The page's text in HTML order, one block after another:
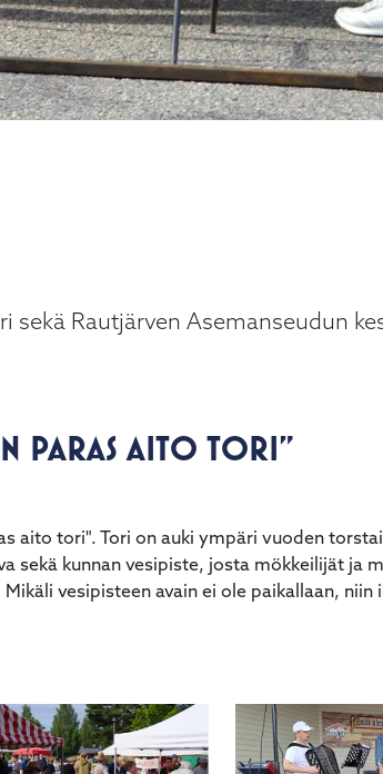
sekä Rautjärven Asemanseudun
PARAS AITO TORI"
aito tori". Tori on auki ympäri vuoden
sekä kunnan vesipiste, josta mökkeilijät ja
vesipisteen avain ei ole paikallaan,